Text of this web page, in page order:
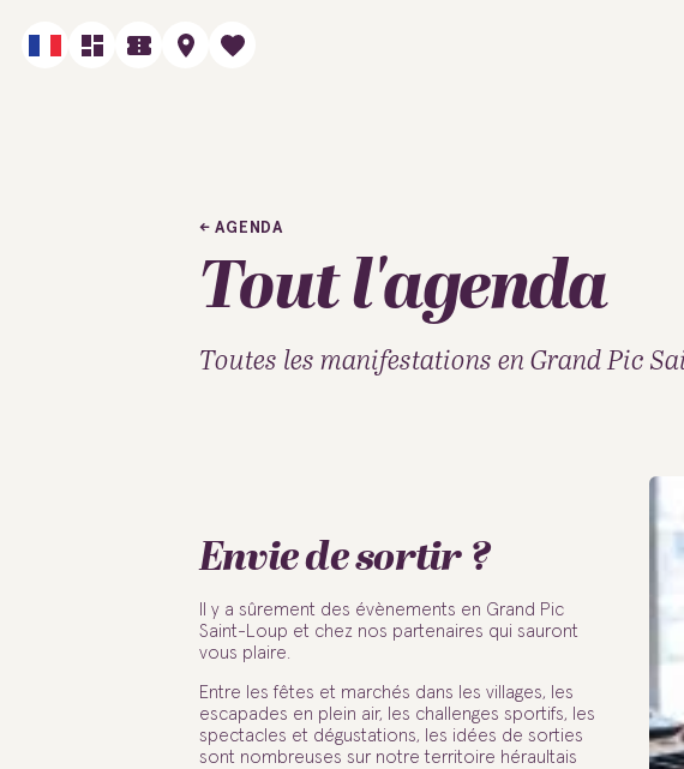
AGENDA
Tout l'agenda
Toutes les manifestations en Grand Pic
Envie de sortir ?
Il y a sûrement des évènements en Grand Pic
Saint-Loup et chez nos partenaires qui sauront
vous plaire.
Entre les fêtes et marchés dans les villages, les
escapades en plein air, les challenges sportifs, les
spectacles et dégustations, les idées de sorties
sont nombreuses sur notre territoire héraultais